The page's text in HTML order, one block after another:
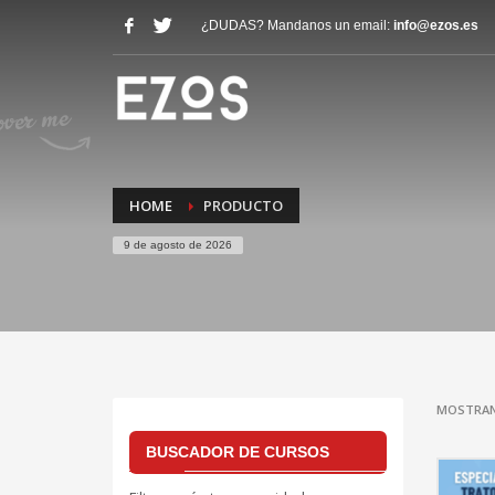
¿DUDAS? Mandanos un email: info@ezos.es
HOME PRODUCTO
9 de agosto de 2026
BUSCADOR DE CURSOS